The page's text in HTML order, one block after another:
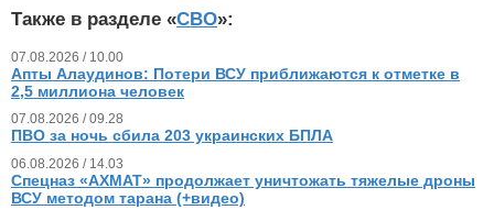
Также в разделе «СВО»:
07.08.2026 / 10.00
Апты Алаудинов: Потери ВСУ приближаются к отметке в
2,5 миллиона человек
07.08.2026 / 09.28
ПВО за ночь сбила 203 украинских БПЛА
06.08.2026 / 14.03
Спецназ «АХМАТ» продолжает уничтожать тяжелые дроны
ВСУ методом тарана (+видео)